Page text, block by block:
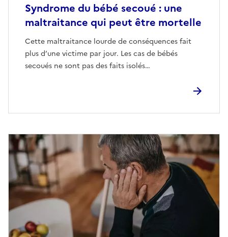
Syndrome du bébé secoué : une
maltraitance qui peut être mortelle
Cette maltraitance lourde de conséquences fait
plus d’une victime par jour. Les cas de bébés
secoués ne sont pas des faits isolés…